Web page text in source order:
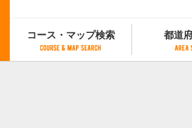
コース・マップ検索 都道
都道府県別サイク